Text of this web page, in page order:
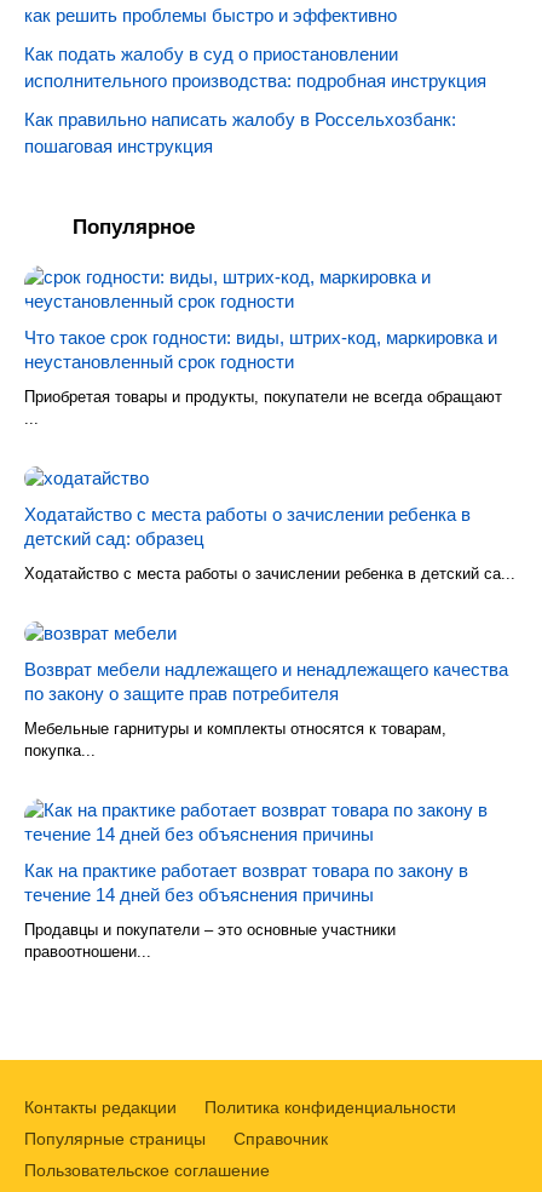
как решить проблемы быстро и эффективно
Как подать жалобу в суд о приостановлении
исполнительного производства: подробная инструкция
Как правильно написать жалобу в Россельхозбанк:
пошаговая инструкция
Популярное
Что такое срок годности: виды, штрих-код, маркировка и
неустановленный срок годности
Приобретая товары и продукты, покупатели не всегда обращают
Ходатайство с места работы о зачислении ребенка в
детский сад: образец
Ходатайство с места работы о зачислении ребенка в детский са...
Возврат мебели надлежащего и ненадлежащего качества
по закону о защите прав потребителя
Мебельные гарнитуры и комплекты относятся к товарам,
покупка...
Как на практике работает возврат товара по закону в
течение 14 дней без объяснения причины
Продавцы и покупатели – это основные участники
правоотношени...
Контакты редакции
Политика конфиденциальности
Популярные страницы
Справочник
Пользовательское соглашение